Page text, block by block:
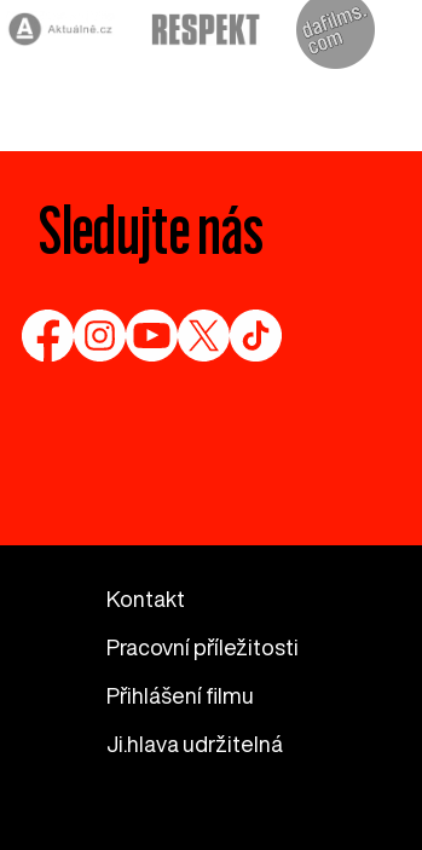
Sledujte nás
Kontakt
Pracovní příležitosti
Přihlášení filmu
Ji.hlava udržitelná